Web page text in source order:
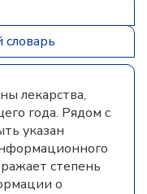
лекарства,
года. Рядом с
указан
степень
о